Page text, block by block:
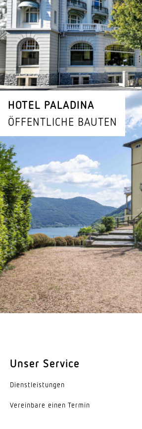
HOTEL PALADINA
ÖFFENT­LICHE BAUTEN
Unser Service
Dienst­leis­tungen
Vereinbare einen Termin